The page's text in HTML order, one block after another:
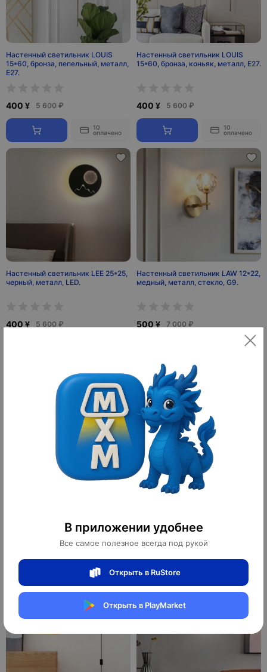
В приложении удобнее
Все самое полезное всегда под рукой
Открыть в RuStore
Открыть в PlayMarket
Настенный светильник LOUIS
15*60, бронза, пепельный, металл,
Е27.
400 ¥ 5 600 ₽
10
оплачено
Настенный светильник LOUIS
15*60, бронза, коньяк, металл, Е27.
400 ¥ 5 600 ₽
10
оплачено
Настенный светильник LEE 25*25,
черный, металл, LED.
400 ¥ 5 600 ₽
Настенный светильник LAW 12*22,
медный, металл, стекло, G9.
500 ¥ 7 000 ₽
25 200 ₽
оплачено
Настенный светильник, Бра,
760 ¥ 10 640 ₽